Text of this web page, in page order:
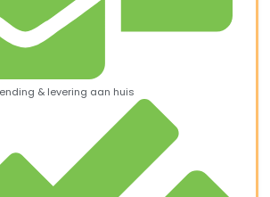
& levering aan huis